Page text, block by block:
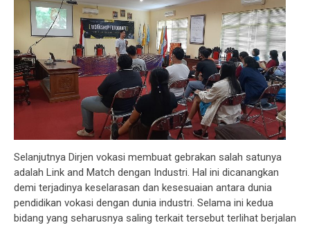
Selanjutnya Dirjen vokasi membuat gebrakan salah satunya
adalah Link and Match dengan Industri. Hal ini dicanangkan
demi terjadinya keselarasan dan kesesuaian antara dunia
pendidikan vokasi dengan dunia industri. Selama ini kedua
bidang yang seharusnya saling terkait tersebut terlihat berjalan